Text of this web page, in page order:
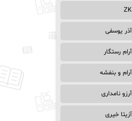
ZK
آذر یوسفی
آرام رستگار
آرام و بنفشه
آرزو نامداری
آزیتا خیری